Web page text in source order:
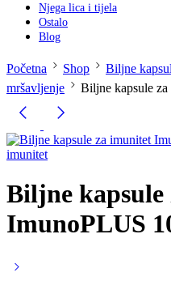
Njega lica i tijela
Ostalo
Blog
Početna Shop Biljne
mršavljenje
Biljne kapsule
Biljne
ImunoPLUS